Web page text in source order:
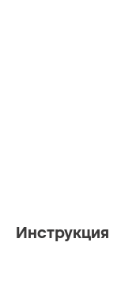
Инструкция